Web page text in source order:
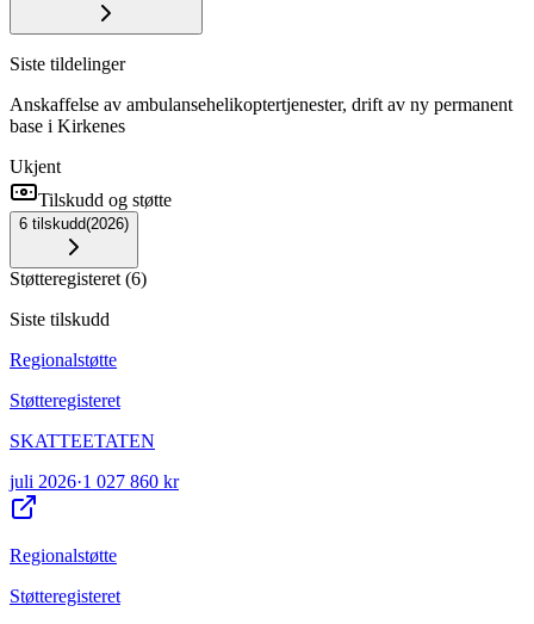
Siste tildelinger
Anskaffelse av ambulansehelikoptertjenester, drift av ny permanent
base i Kirkenes
Ukjent
Tilskudd og støtte
6 tilskudd(2026)
Støtteregisteret (6)
Siste tilskudd
Regionalstøtte
Støtteregisteret
SKATTEETATEN
juli 2026·1 027 860 kr
Regionalstøtte
Støtteregisteret